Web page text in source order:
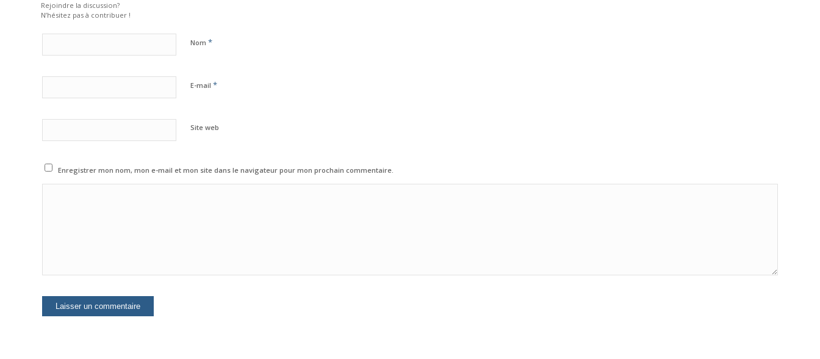
Rejoindre la discussion?
N’hésitez pas à contribuer !
Nom *
E-mail *
Site web
Enregistrer mon nom, mon e-mail et mon site dans le navigateur pour mon prochain commentaire.